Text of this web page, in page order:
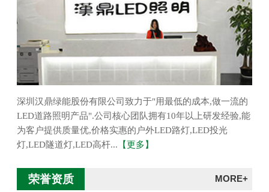
深圳汉鼎绿能股份有限公司致力于"用最低的成本,做一流的
LED道路照明产品".公司核心团队拥有10年以上研发经验,能
为客户提供质量优,价格实惠的户外LED路灯,LED投光
灯,LED隧道灯,LED高杆... 【更多】
荣誉资质 MORE+